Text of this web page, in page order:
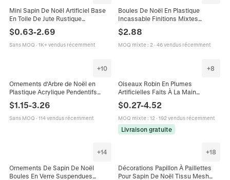
Mini Sapin De Noël Artificiel Base
En Toile De Jute Rustique
Bureau Fête Style Ferme
$0.63-2.69
Sans MOQ · 1K+ vendus récemment
Boules De Noël En Plastique
Incassable Finitions Mixtes
Texturées Décoration Sapin Fête
$2.88
MOQ mixte: 2· 46 vendus récemment
+10
Ornements d'Arbre de Noël en
Plastique Acrylique Pendentifs
Suspendus en Glaçon avec
Künstliche Perles d'Imitation pour
Décoration de Maison de Noël
$1.15-3.26
Sans MOQ · 114 vendus récemment
+8
Oiseaux Robin En Plumes
Artificielles Faits À La Main
Ornements De Simulation
Réalistes Pour Sapin De Noël Jardin
Maison
$0.27-4.52
MOQ mixte: 12· 192 vendus récemment
Livraison gratuite
+14
Ornements De Sapin De Noël
Boules En Verre Suspendues
+18
Décorations Papillon À Paillettes
Pour Sapin De Noël Tissu Mesh